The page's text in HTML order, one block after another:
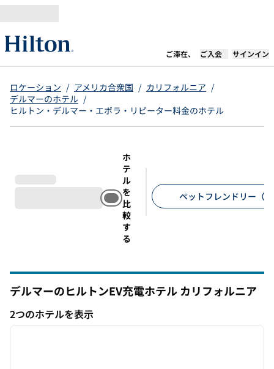
ご滞在、 新しいタブで開
ご入会 サインイン
ロケーション / アメリカ合衆国 / カリフォルニア /
デルマーのホテル /
ヒルトン・デルマー・エボラ・リピーター料金のホテル
ホ
テ
ル
を
比
較
す
る
ペットフレンドリー（2
デルマーのヒルトンEV充電ホテル カリフォルニア
2つのホテルを表示
2つのホテルを表示
1/10
次の